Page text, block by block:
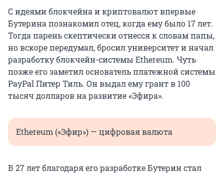
С идеями блокчейна и криптовалют впервые
Бутерина познакомил отец, когда ему было 17 лет.
Тогда парень скептически отнесся к словам папы,
но вскоре передумал, бросил университет и начал
разработку блокчейн-системы Ethereum. Чуть
позже его заметил основатель платежной системы
PayPal Питер Тиль. Он выдал ему грант в 100
тысяч долларов на развитие «Эфира».
Ethereum («Эфир») — цифровая валюта
В 27 лет благодаря его разработке Бутерин стал